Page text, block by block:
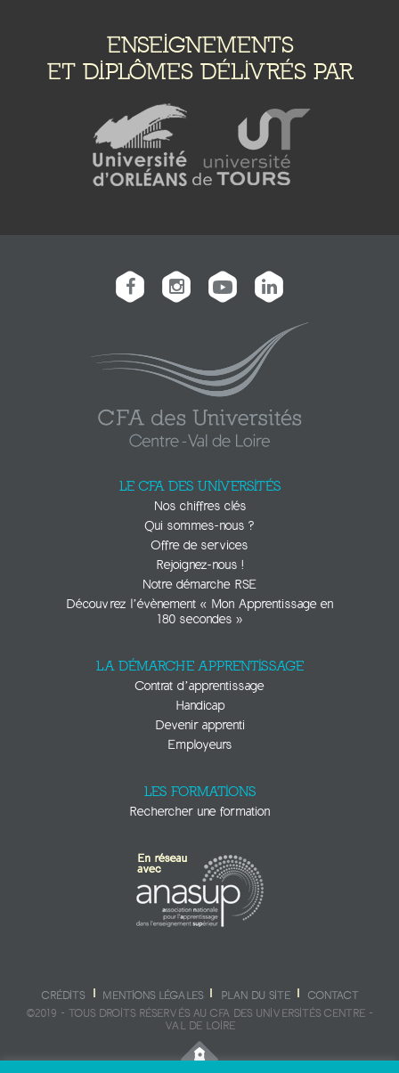
ENSEIGNEMENTS
ET DIPLÔMES DÉLIVRÉS PAR
LE CFA DES UNIVERSITÉS
Nos chiffres clés
Qui sommes-nous ?
Offre de services
Rejoignez-nous !
Notre démarche RSE
Découvrez l’évènement « Mon Apprentissage en
180 secondes »
LA DÉMARCHE APPRENTISSAGE
Contrat d’apprentissage
Handicap
Devenir apprenti
Employeurs
LES FORMATIONS
Rechercher une formation
CRÉDITS MENTIONS LÉGALES PLAN DU SITE
CONTACT
©2019 - TOUS DROITS RÉSERVÉS AU CFA DES UNIVERSITÉS CENTRE -
VAL DE LOIRE